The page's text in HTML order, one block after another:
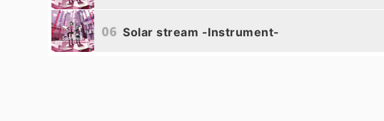
06 Solar stream -Instrument-